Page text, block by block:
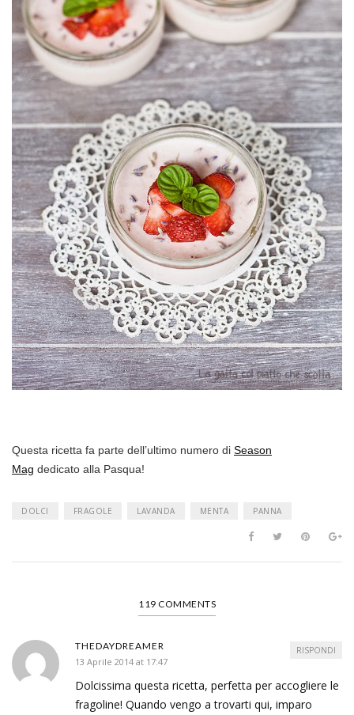
Questa ricetta fa parte dell’ultimo numero di Season
Mag dedicato alla Pasqua!
DOLCI FRAGOLE LAVANDA MENTA PANNA
119 COMMENTS
THEDAYDREAMER
13 Aprile 2014 at 17:47
Dolcissima questa ricetta, perfetta per accogliere le
fragoline! Quando vengo a trovarti qui, imparo
RISPONDI